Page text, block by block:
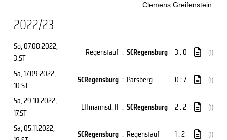
Clemens Greifenstein
2022/23
So, 07.08.2022,
3.ST
Regenstauf : SCRegensburg 3 : 0 (1)
Sa, 17.09.2022,
10.ST
SCRegensburg : Parsberg 0 : 7 (1)
Sa, 29.10.2022,
17.ST
Ettmannsd. II : SCRegensburg 2 : 2 (1)
Sa, 05.11.2022,
SCRegensburg : Regenstauf 1 : 2 (1)